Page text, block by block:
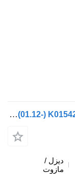
معدل نظام الفرامل الإلكترونية Knorr-Bremse Actros MP4 1842 (01.12-) K015420 K102408 لـ السيارات القاطرة Mercedes-Benz Actros MP4 Antos Arocs (2012-)